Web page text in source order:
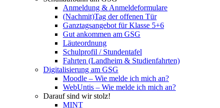
Anmeldung & Anmeldeformulare
(Nachmit)Tag der offenen Tür
Ganztagsangebot für Klasse 5+6
Gut ankommen am GSG
Läuteordnung
Schulprofil / Stundentafel
Fahrten (Landheim & Studienfahrten)
Digitalisierung am GSG
Moodle – Wie melde ich mich an?
WebUntis – Wie melde ich mich an?
Darauf sind wir stolz!
MINT